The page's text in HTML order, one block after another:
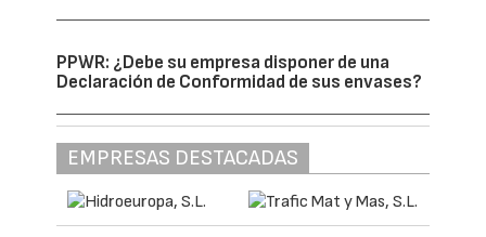
PPWR: ¿Debe su empresa disponer de una
Declaración de Conformidad de sus envases?
EMPRESAS DESTACADAS